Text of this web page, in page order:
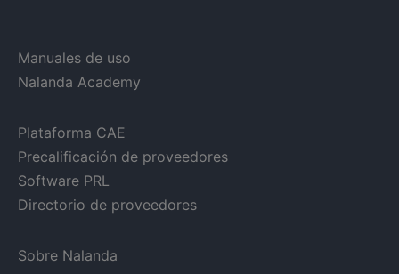
Manuales de uso
Nalanda Academy
Plataforma CAE
Precalificación de proveedores
Software PRL
Directorio de proveedores
Sobre Nalanda